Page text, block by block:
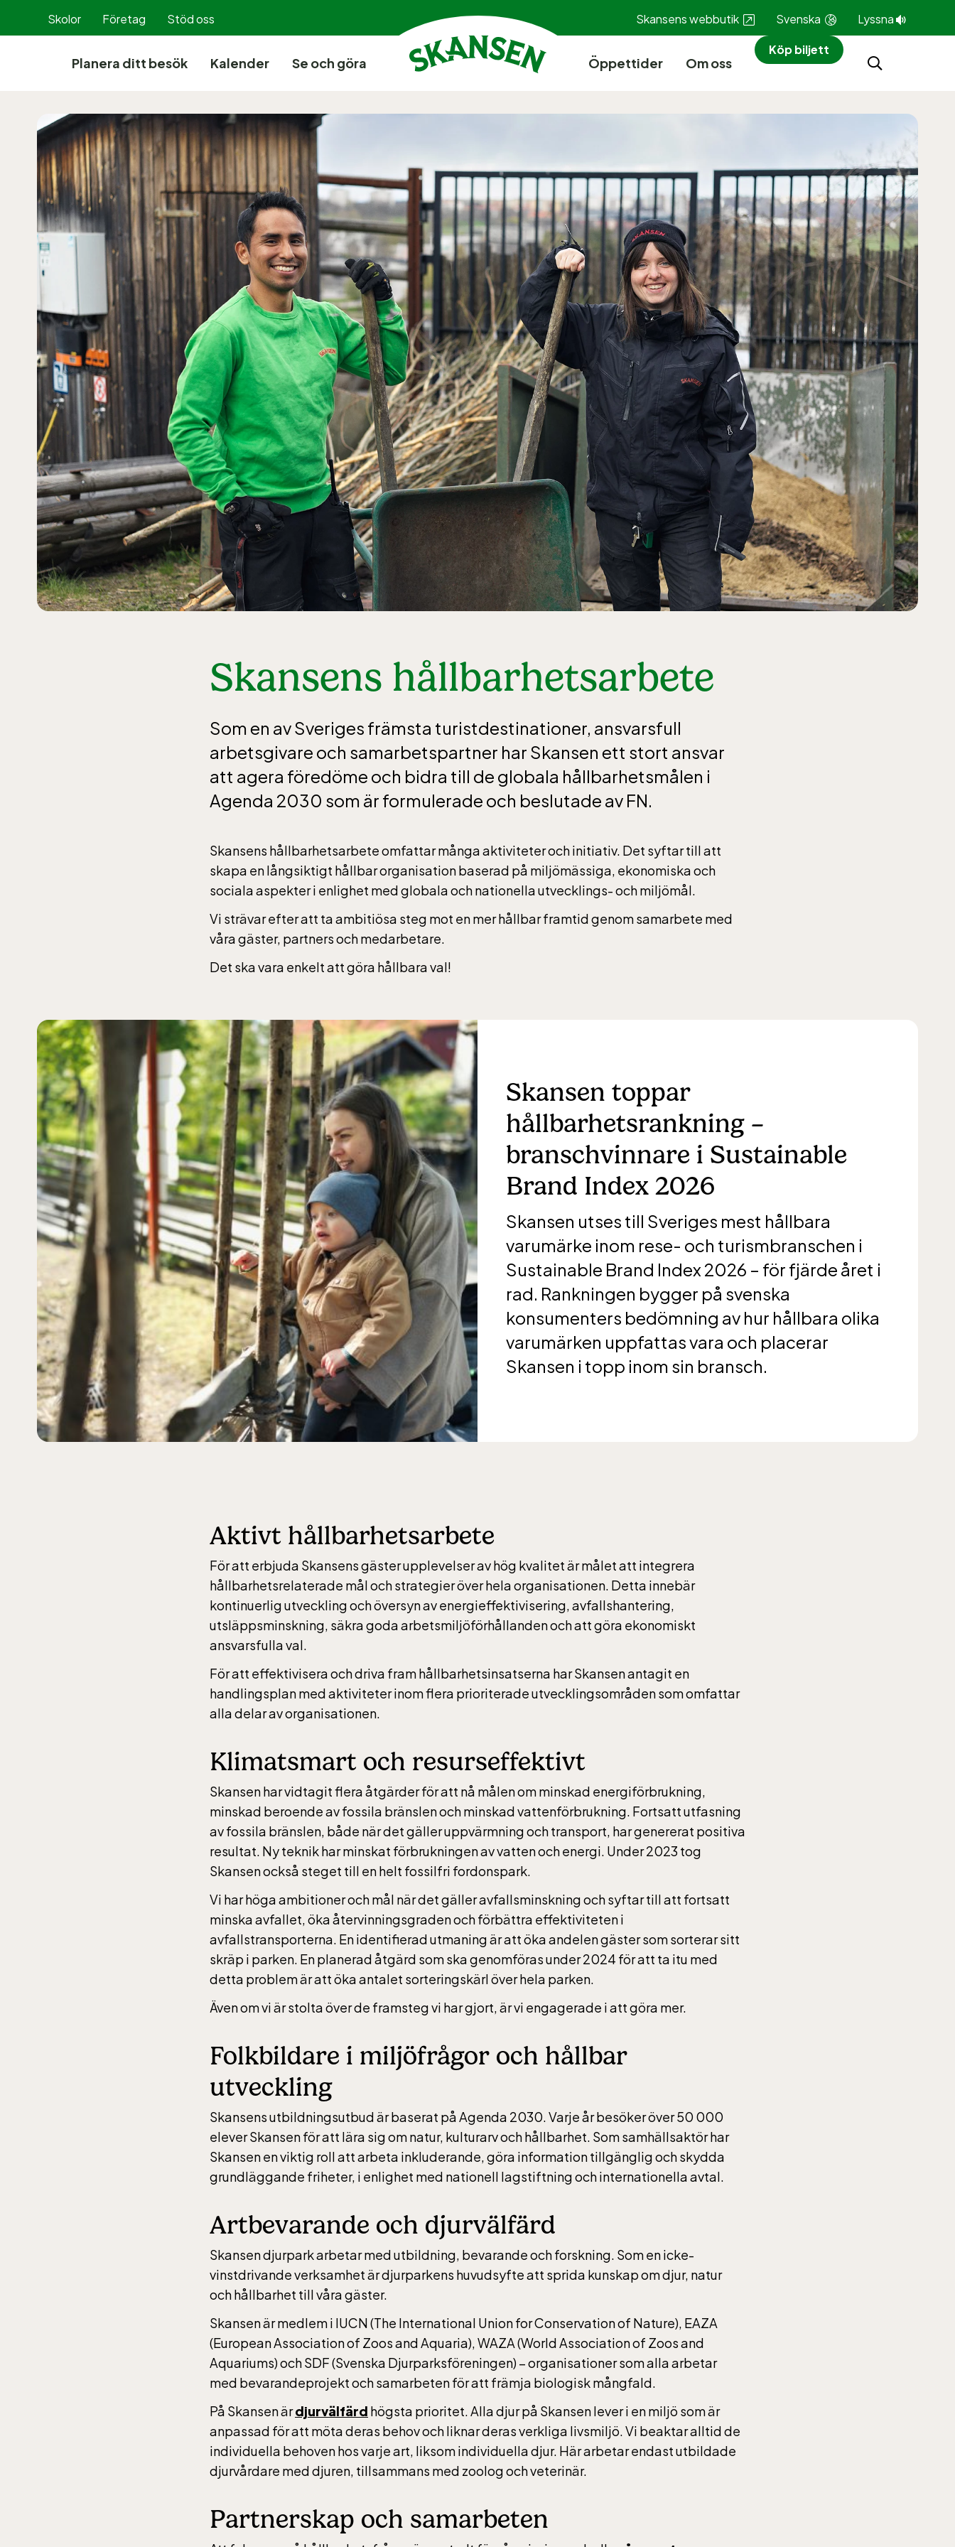
innehållet
Planera ditt besök Kalender Se och göra Öppettider Om oss
Köp biljett
Skolor Företag Stöd oss Skansens webbutik Svenska Lyssna
Skansens hållbarhetsarbete
Som en av Sveriges främsta turistdestinationer, ansvarsfull
arbetsgivare och samarbetspartner har Skansen ett stort ansvar
att agera föredöme och bidra till de globala hållbarhetsmålen i
Agenda 2030 som är formulerade och beslutade av FN.
Skansens hållbarhetsarbete omfattar många aktiviteter och initiativ. Det syftar till att
skapa en långsiktigt hållbar organisation baserad på miljömässiga, ekonomiska och
sociala aspekter i enlighet med globala och nationella utvecklings- och miljömål.
Vi strävar efter att ta ambitiösa steg mot en mer hållbar framtid genom samarbete med
våra gäster, partners och medarbetare.
Det ska vara enkelt att göra hållbara val!
Skansen toppar
hållbarhetsrankning –
branschvinnare i Sustainable
Brand Index 2026
Skansen utses till Sveriges mest hållbara
varumärke inom rese- och turismbranschen i
Sustainable Brand Index 2026 – för fjärde året i
rad. Rankningen bygger på svenska
konsumenters bedömning av hur hållbara olika
varumärken uppfattas vara och placerar
Skansen i topp inom sin bransch.
Aktivt hållbarhetsarbete
För att erbjuda Skansens gäster upplevelser av hög kvalitet är målet att integrera
hållbarhetsrelaterade mål och strategier över hela organisationen. Detta innebär
kontinuerlig utveckling och översyn av energieffektivisering, avfallshantering,
utsläppsminskning, säkra goda arbetsmiljöförhållanden och att göra ekonomiskt
ansvarsfulla val.
För att effektivisera och driva fram hållbarhetsinsatserna har Skansen antagit en
handlingsplan med aktiviteter inom flera prioriterade utvecklingsområden som omfattar
alla delar av organisationen.
Klimatsmart och resurseffektivt
Skansen har vidtagit flera åtgärder för att nå målen om minskad energiförbrukning,
minskad beroende av fossila bränslen och minskad vattenförbrukning. Fortsatt utfasning
av fossila bränslen, både när det gäller uppvärmning och transport, har genererat positiva
resultat. Ny teknik har minskat förbrukningen av vatten och energi. Under 2023 tog
Skansen också steget till en helt fossilfri fordonspark.
Vi har höga ambitioner och mål när det gäller avfallsminskning och syftar till att fortsatt
minska avfallet, öka återvinningsgraden och förbättra effektiviteten i
avfallstransporterna. En identifierad utmaning är att öka andelen gäster som sorterar sitt
skräp i parken. En planerad åtgärd som ska genomföras under 2024 för att ta itu med
detta problem är att öka antalet sorteringskärl över hela parken.
Även om vi är stolta över de framsteg vi har gjort, är vi engagerade i att göra mer.
Folkbildare i miljöfrågor och hållbar
utveckling
Skansens utbildningsutbud är baserat på Agenda 2030. Varje år besöker över 50 000
elever Skansen för att lära sig om natur, kulturarv och hållbarhet. Som samhällsaktör har
Skansen en viktig roll att arbeta inkluderande, göra information tillgänglig och skydda
grundläggande friheter, i enlighet med nationell lagstiftning och internationella avtal.
Artbevarande och djurvälfärd
Skansen djurpark arbetar med utbildning, bevarande och forskning. Som en icke-
vinstdrivande verksamhet är djurparkens huvudsyfte att sprida kunskap om djur, natur
och hållbarhet till våra gäster.
Skansen är medlem i IUCN (The International Union for Conservation of Nature), EAZA
(European Association of Zoos and Aquaria), WAZA (World Association of Zoos and
Aquariums) och SDF (Svenska Djurparksföreningen) – organisationer som alla arbetar
med bevarandeprojekt och samarbeten för att främja biologisk mångfald.
På Skansen ärdjurvälfärd högsta prioritet. Alla djur på Skansen lever i en miljö som är
anpassad för att möta deras behov och liknar deras verkliga livsmiljö. Vi beaktar alltid de
individuella behoven hos varje art, liksom individuella djur. Här arbetar endast utbildade
djurvårdare med djuren, tillsammans med zoolog och veterinär.
Partnerskap och samarbeten
Lill-Skansen, inkluderad i entrén
jan-mars vardagar 10-15, helger 10-16, april alla dagar 10-16,
maj-september 10-18, oktober-december vardagar 10-15 helger
10-16
Baltic Sea Science Center inkluderad i entrén
10-16
Bergbanan
Bergbanan har öppet under
påsken, helger i april och
därefter dagligen. Bergbanan
kostar 35:- för uppfärd och
Rullstolsburna med ledsagare
åker gratis.
Skansen-Akvariet
Öppnar 10 alla dagar, se kalendariet för exakta öppettider. Entré
tillkommer